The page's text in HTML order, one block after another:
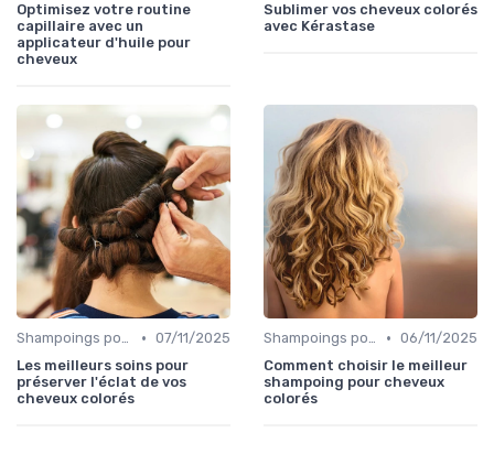
Optimisez votre routine
capillaire avec un
applicateur d'huile pour
cheveux
Sublimer vos cheveux colorés
avec Kérastase
Shampoings pour Cheveux Colorés • 07/11/2025
Les meilleurs soins pour
préserver l'éclat de vos
cheveux colorés
Shampoings pour Cheveux Colorés • 06/11/2025
Comment choisir le meilleur
shampoing pour cheveux
colorés